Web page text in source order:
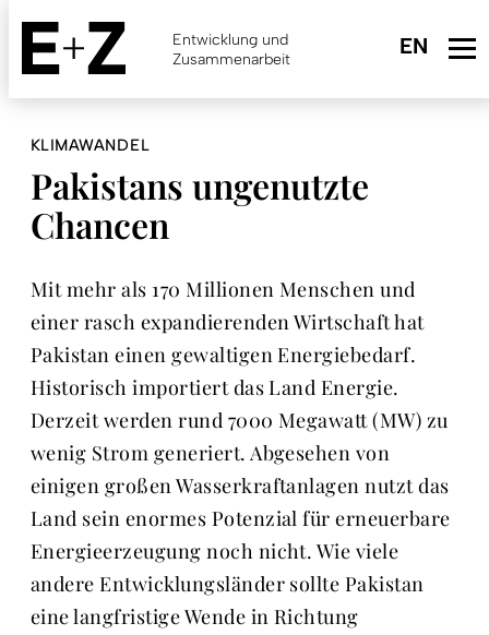
Skip
main
content
Entwicklung und
Zusammenarbeit
KLIMAWANDEL
Pakistans ungenutzte
Chancen
Mit mehr als 170 Millionen Menschen und
einer rasch expandierenden Wirtschaft hat
Pakistan einen gewaltigen Energiebedarf.
Historisch importiert das Land Energie.
Derzeit werden rund 7000 Megawatt (MW) zu
wenig Strom generiert. Abgesehen von
einigen großen Wasserkraftanlagen nutzt das
Land sein enormes Potenzial für erneuerbare
Energieerzeugung noch nicht. Wie viele
andere Entwicklungsländer sollte Pakistan
eine langfristige Wende in Richtung